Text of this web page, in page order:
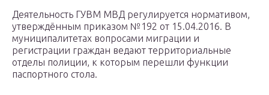
Деятельность ГУВМ МВД регулируется нормативом,
утверждённым приказом №192 от 15.04.2016. В
муниципалитетах вопросами миграции и
регистрации граждан ведают территориальные
отделы полиции, к которым перешли функции
паспортного стола.